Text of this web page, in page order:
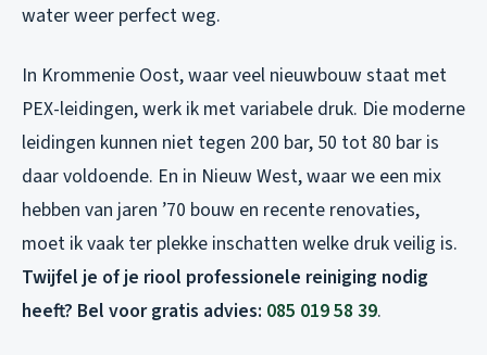
water weer perfect weg.
In Krommenie Oost, waar veel nieuwbouw staat met
PEX-leidingen, werk ik met variabele druk. Die moderne
leidingen kunnen niet tegen 200 bar, 50 tot 80 bar is
daar voldoende. En in Nieuw West, waar we een mix
hebben van jaren ’70 bouw en recente renovaties,
moet ik vaak ter plekke inschatten welke druk veilig is.
Twijfel je of je riool professionele reiniging nodig
heeft? Bel voor gratis advies: 085 019 58 39.